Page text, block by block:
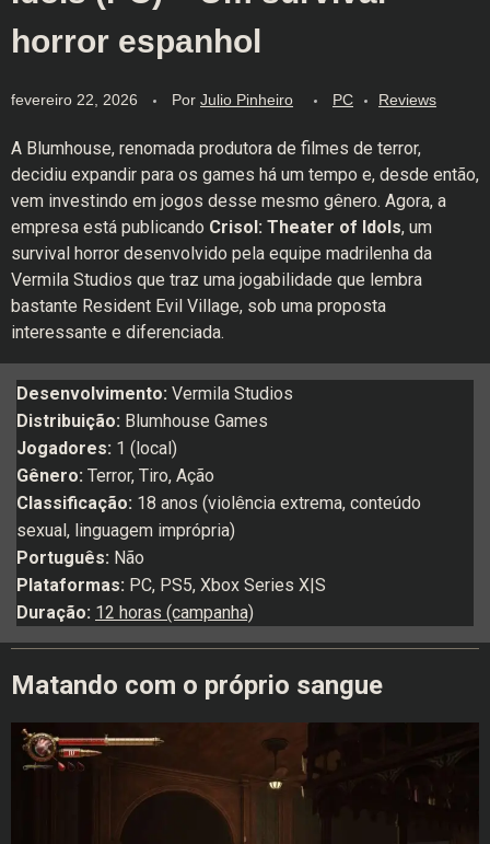
horror espanhol
fevereiro 22, 2026 Por Julio Pinheiro PC Reviews
A Blumhouse, renomada produtora de filmes de terror,
decidiu expandir para os games há um tempo e, desde então,
vem investindo em jogos desse mesmo gênero. Agora, a
empresa está publicando Crisol: Theater of Idols, um
survival horror desenvolvido pela equipe madrilenha da
Vermila Studios que traz uma jogabilidade que lembra
bastante Resident Evil Village, sob uma proposta
interessante e diferenciada.
Desenvolvimento: Vermila Studios
Distribuição: Blumhouse Games
Jogadores: 1 (local)
Gênero: Terror, Tiro, Ação
Classificação: 18 anos (violência extrema, conteúdo
sexual, linguagem imprópria)
Português: Não
Plataformas: PC, PS5, Xbox Series X|S
Duração: 12 horas (campanha)
Matando com o próprio sangue